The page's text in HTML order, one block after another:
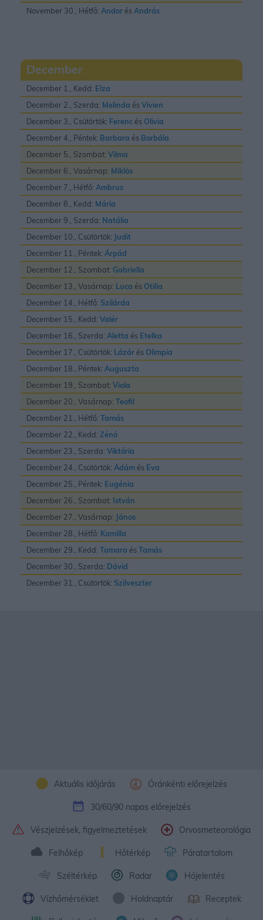
November 30., Hétfő: Andor ésAndrás
December
December 1., Kedd: Elza
December 2., Szerda: Melinda ésVivien
December 3., Csütörtök: Ferenc és Olivia
December 4., Péntek: Barbara és Borbála
December 5., Szombat: Vilma
December 6., Vasárnap: Miklós
December 7., Hétfő: Ambrus
December 8., Kedd: Mária
December 9., Szerda: Natália
December 10., Csütörtök: Judit
December 11., Péntek: Árpád
December 12., Szombat: Gabriella
December 13., Vasárnap: Luca és Otilia
December 14., Hétfő: Szilárda
December 15., Kedd: Valér
December 16., Szerda: Aletta és Etelka
December 17., Csütörtök: Lázár és Olimpia
December 18., Péntek: Auguszta
December 19., Szombat: Viola
December 20., Vasárnap: Teofil
December 21., Hétfő: Tamás
December 22., Kedd: Zénó
December 23., Szerda: Viktória
December 24., Csütörtök: Ádám és Éva
December 25., Péntek: Eugénia
December 26., Szombat: István
December 27., Vasárnap: János
December 28., Hétfő: Kamilla
December 29., Kedd: Tamara ésTamás
December 30., Szerda: Dávid
December 31., Csütörtök: Szilveszter
Aktuális időjárás Óránkénti előrejelzés
30/60/90 napos előrejelzés
Vészjelzések, figyelmeztetések Orvosmeteorológia
Felhőkép Hőtérkép Páratartalom
Széltérkép Radar Hójelentés
Vízhőmérséklet Holdnaptár Receptek